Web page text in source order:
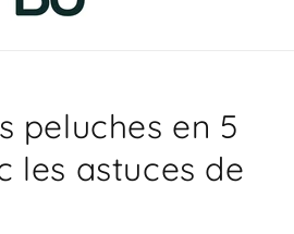
peluches en 5
les astuces de